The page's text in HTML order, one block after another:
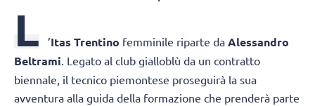
L ’Itas Trentino femminile riparte da Alessandro
Beltrami. Legato al club gialloblù da un contratto
biennale, il tecnico piemontese proseguirà la sua
avventura alla guida della formazione che prenderà parte